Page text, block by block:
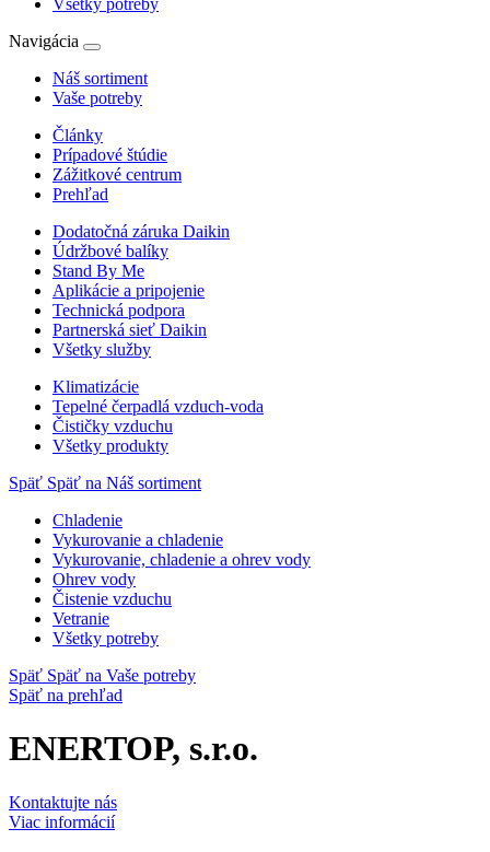
Všetky potreby
Navigácia
Náš sortiment
Vaše potreby
Články
Prípadové štúdie
Zážitkové centrum
Prehľad
Dodatočná záruka Daikin
Údržbové balíky
Stand By Me
Aplikácie a pripojenie
Technická podpora
Partnerská sieť Daikin
Všetky služby
Klimatizácie
Tepelné čerpadlá vzduch-voda
Čističky vzduchu
Všetky produkty
Späť Späť na Náš sortiment
Chladenie
Vykurovanie a chladenie
Vykurovanie, chladenie a ohrev vody
Ohrev vody
Čistenie vzduchu
Vetranie
Všetky potreby
Späť Späť na Vaše potreby
Späť na prehľad
ENERTOP, s.r.o.
Kontaktujte nás
Viac informácií